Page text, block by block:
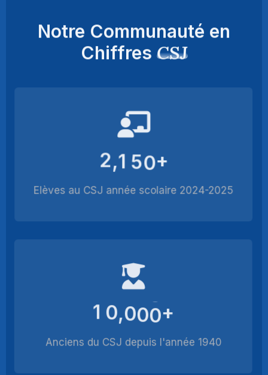
Notre Communauté en
Chiffres CSJ
2,1 50+
Elèves au CSJ année scolaire 2024-2025
1 0,000+
Anciens du CSJ depuis l'année 1940